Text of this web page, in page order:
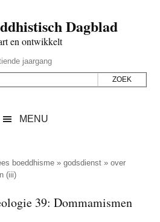
Dagblad
en ontwikkelt
jaargang
MENU
boeddhisme »godsdienst »over
(iii)
39: Dommamismen